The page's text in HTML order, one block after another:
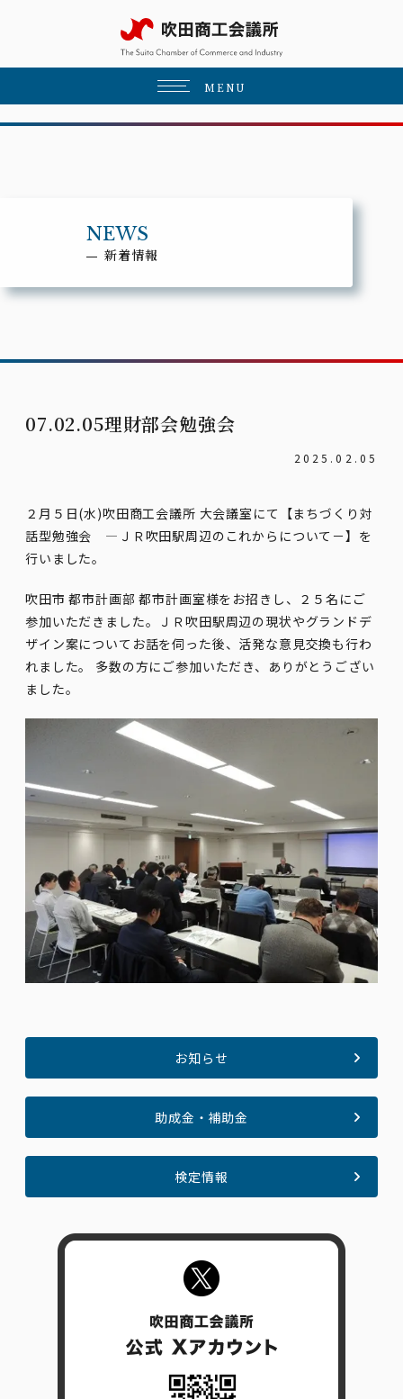
MENU
NEWS
新着情報
07.02.05理財部会勉強会
2025.02.05
２月５日(水)吹田商工会議所 大会議室にて【まちづくり対
話型勉強会 ―ＪＲ吹田駅周辺のこれからについて－】を
行いました。
吹田市 都市計画部 都市計画室様をお招きし、２５名にご
参加いただきました。ＪＲ吹田駅周辺の現状やグランドデ
ザイン案についてお話を伺った後、活発な意見交換も行わ
れました。 多数の方にご参加いただき、ありがとうござい
ました。
お知らせ
助成金・補助金
検定情報